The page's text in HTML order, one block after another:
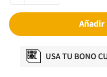
Añadir